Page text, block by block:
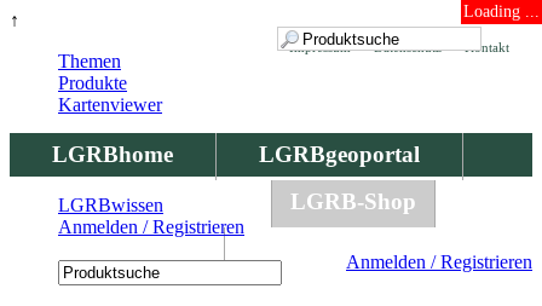
↑ Loading ...
Kontakt
Datenschutz
Impressum
LGRBhome
LGRBgeoportal
LGRBbohrungen
LGRB-Shop
Anmelden / Registrieren
Themen
Produkte
Kartenviewer
LGRBwissen
Anmelden / Registrieren